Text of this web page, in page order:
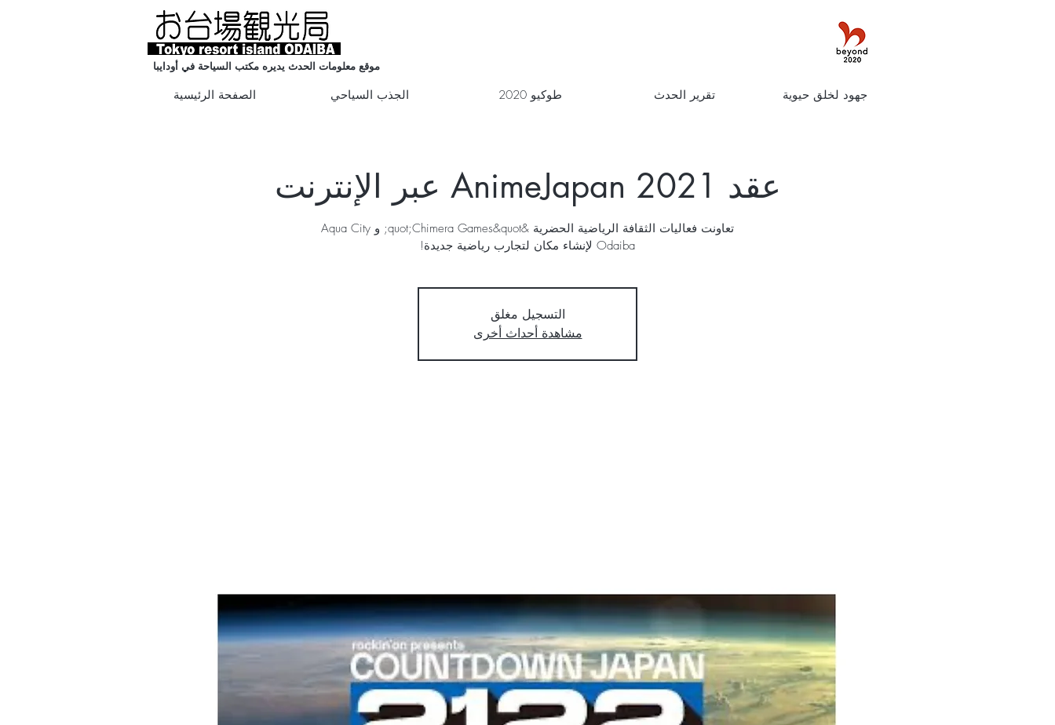
موقع معلومات الحدث يديره مكتب السياحة في أودايبا
الصفحة الرئيسية الجذب السياحي طوكيو 2020 تقرير الحدث جهود لخلق حيوية
عقد AnimeJapan 2021 عبر الإنترنت
تعاونت فعاليات الثقافة الرياضية الحضرية &quot;Chimera Games&quot; و Aqua City
Odaiba لإنشاء مكان لتجارب رياضية جديدة!
التسجيل مغلق
مشاهدة أحداث أخرى